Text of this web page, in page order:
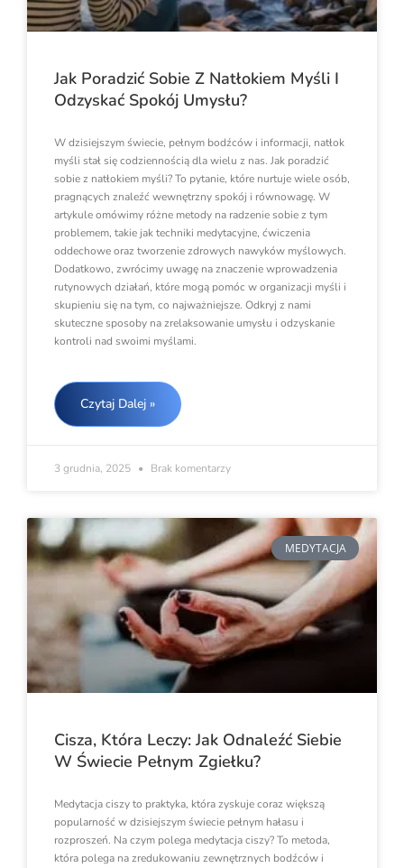
Jak Poradzić Sobie Z Natłokiem Myśli I
Odzyskać Spokój Umysłu?
W dzisiejszym świecie, pełnym bodźców i informacji, natłok
myśli stał się codziennością dla wielu z nas. Jak poradzić
sobie z natłokiem myśli? To pytanie, które nurtuje wiele osób,
pragnących znaleźć wewnętrzny spokój i równowagę. W
artykule omówimy różne metody na radzenie sobie z tym
problemem, takie jak techniki medytacyjne, ćwiczenia
oddechowe oraz tworzenie zdrowych nawyków myślowych.
Dodatkowo, zwrócimy uwagę na znaczenie wprowadzenia
rutynowych działań, które mogą pomóc w organizacji myśli i
skupieniu się na tym, co najważniejsze. Odkryj z nami
skuteczne sposoby na zrelaksowanie umysłu i odzyskanie
kontroli nad swoimi myślami.
Czytaj Dalej »
3 grudnia, 2025 Brak komentarzy
MEDYTACJA
Cisza, Która Leczy: Jak Odnaleźć Siebie
W Świecie Pełnym Zgiełku?
Medytacja ciszy to praktyka, która zyskuje coraz większą
popularność w dzisiejszym świecie pełnym hałasu i
rozproszeń. Na czym polega medytacja ciszy? To metoda,
która polega na zredukowaniu zewnętrznych bodźców i